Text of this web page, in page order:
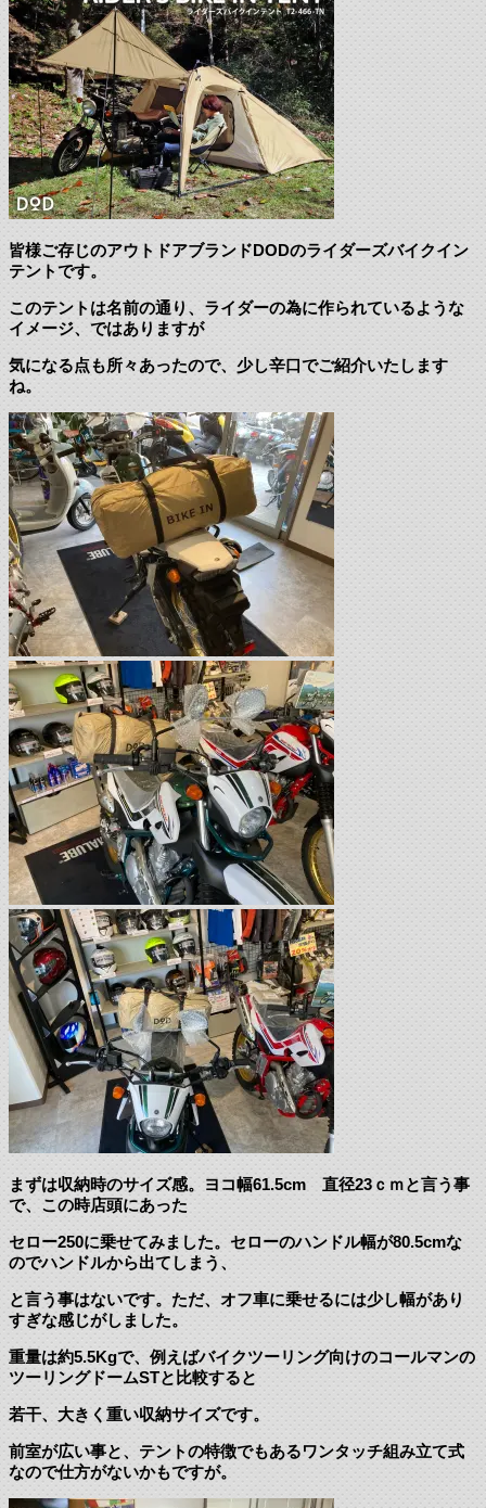
皆様ご存じのアウトドアブランドDODのライダーズバイクイン
テントです。
このテントは名前の通り、ライダーの為に作られているような
イメージ、ではありますが
気になる点も所々あったので、少し辛口でご紹介いたします
ね。
まずは収納時のサイズ感。ヨコ幅61.5cm 直径23ｃｍと言う事
で、この時店頭にあった
セロー250に乗せてみました。セローのハンドル幅が80.5cmな
のでハンドルから出てしまう、
と言う事はないです。ただ、オフ車に乗せるには少し幅があり
すぎな感じがしました。
重量は約5.5Kgで、例えばバイクツーリング向けのコールマンの
ツーリングドームSTと比較すると
若干、大きく重い収納サイズです。
前室が広い事と、テントの特徴でもあるワンタッチ組み立て式
なので仕方がないかもですが。